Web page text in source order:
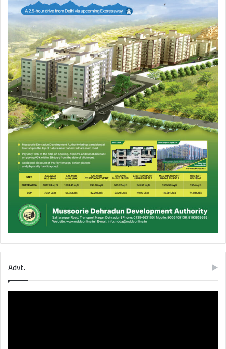
Advt.